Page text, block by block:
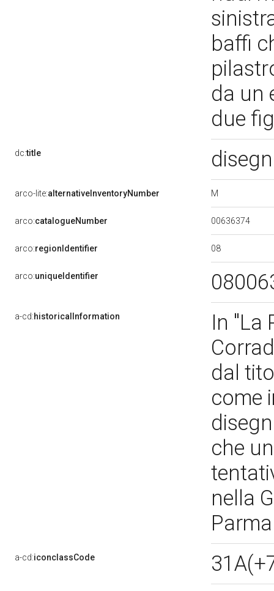
baffi
da un
due
dc:title
arco-lite:alternativeInventoryNumber M
arco:catalogueNumber 00636374
arco:regionIdentifier 08
arco:uniqueIdentifier
a-cd:historicalInformation
In "La
dal
come
che
nella
a-cd:iconclassCode